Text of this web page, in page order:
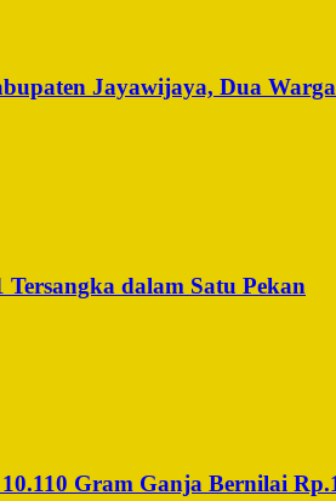
Jayawijaya, Dua
dalam Satu Pekan
Gram Ganja Bernilai